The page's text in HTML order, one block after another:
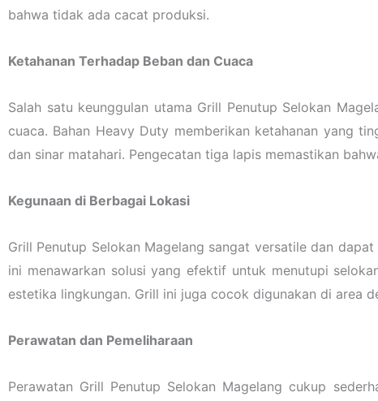
bahwa tidak ada cacat produksi.
Ketahanan Terhadap Beban dan Cuaca
Salah satu keunggulan utama Grill Penutup Selokan
cuaca. Bahan Heavy Duty memberikan ketahanan yang
dan sinar matahari. Pengecatan tiga lapis memastikan
Kegunaan di Berbagai Lokasi
Grill Penutup Selokan Magelang sangat versatile dan
ini menawarkan solusi yang efektif untuk menutupi
estetika lingkungan. Grill ini juga cocok digunakan di area
Perawatan dan Pemeliharaan
Perawatan Grill Penutup Selokan Magelang cukup